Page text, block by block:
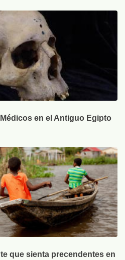
en el Antiguo Egipto
que sienta precendentes en